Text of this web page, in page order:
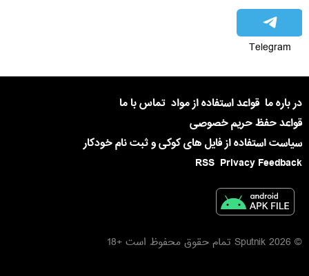
Telegram
در باره ما قواعد استفاده از مواد تماس با ما
قواعد حفظ حریم خصوصی
سیاست استفاده از فایل های کوکی و ثبت نام خودکار
Privacy Feedback
RSS
© 2026 Sputnik تمام حقوق محفوظ است +18